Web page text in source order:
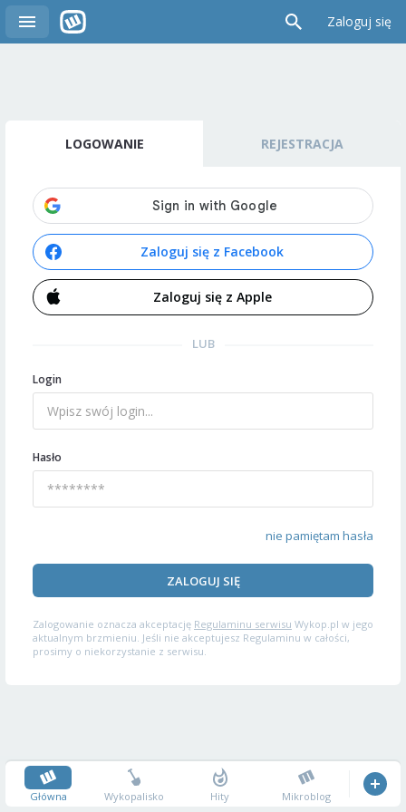
Zaloguj się
LOGOWANIE REJESTRACJA
Zaloguj się z Facebook
Zaloguj się z Apple
LUB
Login
Hasło
nie pamiętam hasła
ZALOGUJ SIĘ
Zalogowanie oznacza akceptację Regulaminu serwisu Wykop.pl w jego
aktualnym brzmieniu. Jeśli nie akceptujesz Regulaminu w całości,
prosimy o niekorzystanie z serwisu.
Główna Wykopalisko Hity Mikroblog